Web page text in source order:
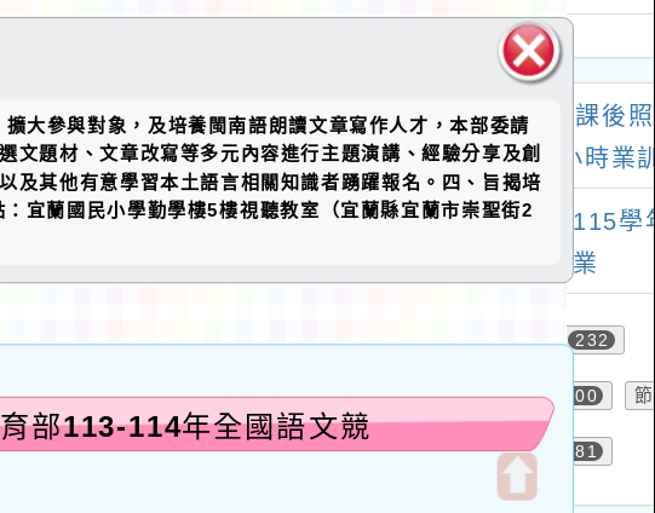
塊
大參與對象，及培養閩南語朗讀文章寫作人才，本部委請
文題材、文章改寫等多元內容進行主題演講、經驗分享及創
及其他有意學習本土語言相關知識者踴躍報名。四、旨揭培
宜蘭國民小學勤學樓5樓視聽教室（宜蘭縣宜蘭市崇聖街2
部113-114年全國語文競